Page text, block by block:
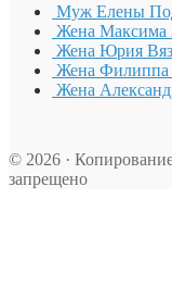
Муж Елены
Жена Максима
Жена Юрия
Жена Филиппа
Жена
© 2026 ·
запрещено